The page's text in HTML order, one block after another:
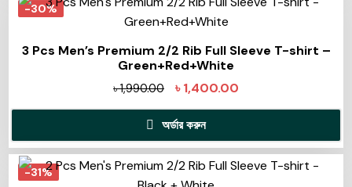
-30%
3 Pcs Men’s Premium 2/2 Rib Full Sleeve T-shirt –
Green+Red+White
৳1,990.00 ৳1,400.00
অর্ডার করুন
-31%